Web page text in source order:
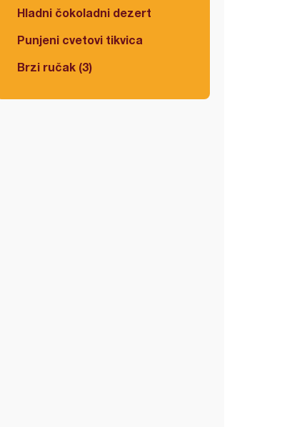
Hladni čokoladni dezert
Punjeni cvetovi tikvica
Brzi ručak (3)